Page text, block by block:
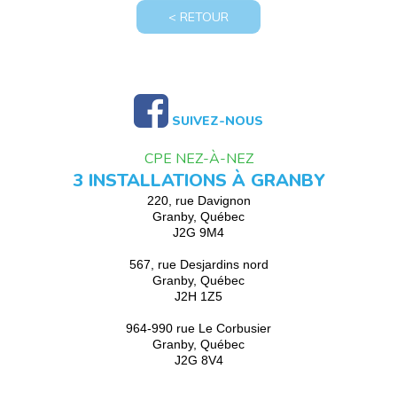
< RETOUR
SUIVEZ-NOUS
CPE NEZ-À-NEZ
3 INSTALLATIONS À GRANBY
220, rue Davignon
Granby, Québec
J2G 9M4
567, rue Desjardins nord
Granby, Québec
J2H 1Z5
964-990 rue Le Corbusier
Granby, Québec
J2G 8V4